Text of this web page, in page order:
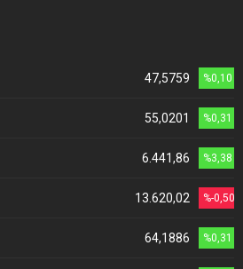
47,5759 %0,10
55,0201 %0,31
6.441,86 %3,38
13.620,02 %-0,50
64,1886 %0,31